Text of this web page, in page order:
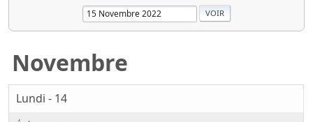
Novembre
Lundi - 14